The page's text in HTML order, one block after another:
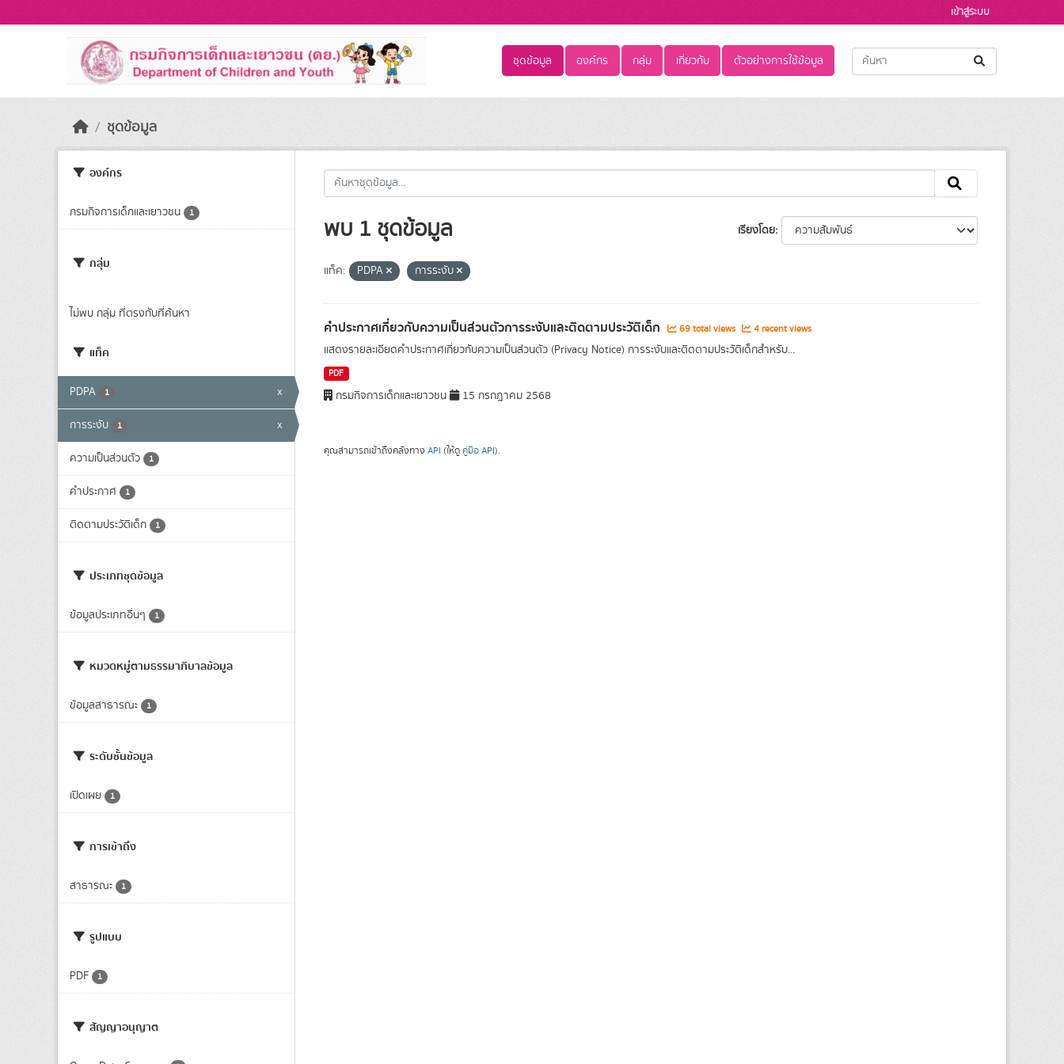
เข้าสู่ระบบ
ชุดข้อมูล องค์กร กลุ่ม เกี่ยวกับ ตัวอย่างการใช้ข้อมูล
ชุดข้อมูล
องค์กร
กรมกิจการเด็กและเยาวชน 1
กลุ่ม
ไม่พบ กลุ่ม ที่ตรงกับที่ค้นหา
แท็ค
PDPA 1 x
การระงับ 1 x
ความเป็นส่วนตัว 1
คำประกาศ 1
ติดตามประวัติเด็ก 1
ประเภทชุดข้อมูล
ข้อมูลประเภทอื่นๆ 1
หมวดหมู่ตามธรรมาภิบาลข้อมูล
ข้อมูลสาธารณะ 1
ระดับชั้นข้อมูล
เปิดเผย 1
การเข้าถึง
สาธารณะ 1
รูปแบบ
PDF 1
สัญญาอนุญาต
เรียงโดย
พบ 1 ชุดข้อมูล
แท็ค: PDPA การระงับ
คำประกาศเกี่ยวกับความเป็นส่วนตัวการระงับและติดตามประวัติเด็ก 69 total views 4 recent views
แสดงรายละเอียดคำประกาศเกี่ยวกับความเป็นส่วนตัว (Privacy Notice) การระงับและติดตามประวัติเด็กสำหรับ...
PDF
กรมกิจการเด็กและเยาวชน 15 กรกฎาคม 2568
คุณสามารถเข้าถึงคลังทาง API (ให้ดู คู่มือ API).